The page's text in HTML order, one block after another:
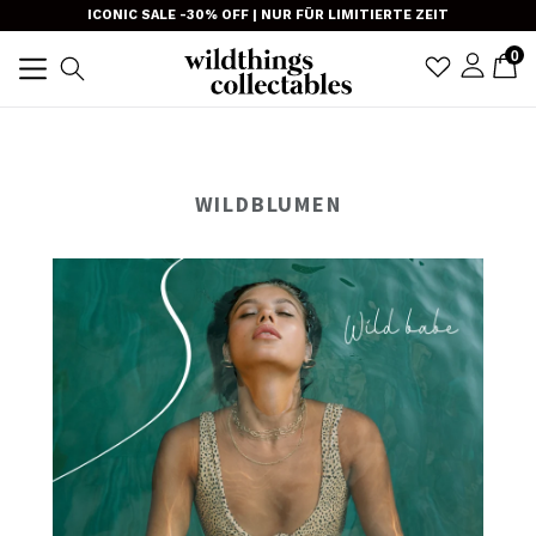
Inhalt
ICONIC SALE -30% OFF | NUR FÜR LIMITIERTE ZEIT
Suchen
0
erweitern/zusammenklappen
WILDBLUMEN